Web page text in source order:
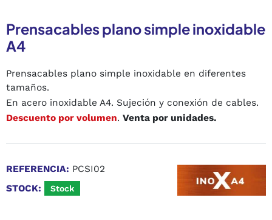
Prensacables plano simple inoxidable
A4
Prensacables plano simple inoxidable en diferentes
tamaños.
En acero inoxidable A4. Sujeción y conexión de cables.
Descuento por volumen. Venta por unidades.
REFERENCIA: PCSI02
STOCK:
Stock